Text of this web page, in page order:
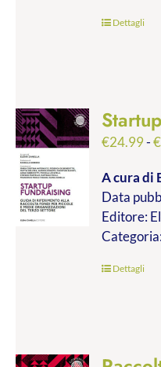
Dettagli
€24.99-€
A cura di
Data
Editore:
Dettagli